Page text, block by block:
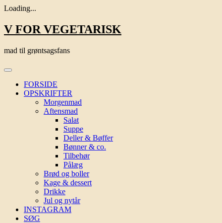
Loading...
Skip
to
V FOR VEGETARISK
mad til grøntsagsfans
FORSIDE
OPSKRIFTER
Morgenmad
Aftensmad
Salat
Suppe
Deller & Bøffer
Bønner & co.
Tilbehør
Pålæg
Brød og boller
Kage & dessert
Drikke
Jul og nytår
INSTAGRAM
SØG